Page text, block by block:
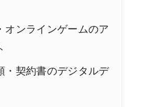
オンラインゲームのア
・契約書のデジタルデ